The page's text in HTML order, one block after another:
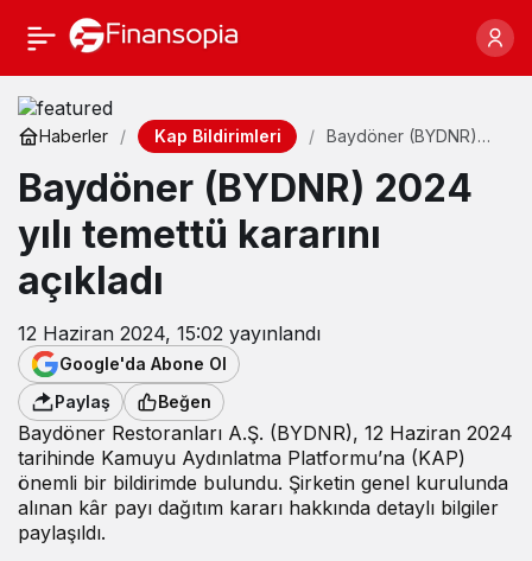
Haberler Kap Bildirimleri
Baydöner (BYDNR)
kararını açıkladı
Baydöner (BYDNR) 2024
yılı temettü kararını
açıkladı
12 Haziran 2024, 15:02 yayınlandı
Google'da Abone Ol
Paylaş
Beğen
Baydöner Restoranları A.Ş. (BYDNR), 12 Haziran 2024
tarihinde Kamuyu Aydınlatma Platformu’na (KAP)
önemli bir bildirimde bulundu. Şirketin genel kurulunda
alınan kâr payı dağıtım kararı hakkında detaylı bilgiler
paylaşıldı.